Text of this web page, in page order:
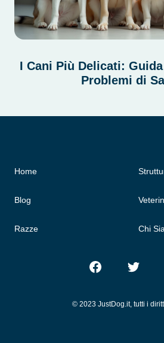
I Cani Più Delicati:
Problemi di
Home
Blog
Razze Chi
FacebookTwitter
© 2023 JustDog.it, tutti i